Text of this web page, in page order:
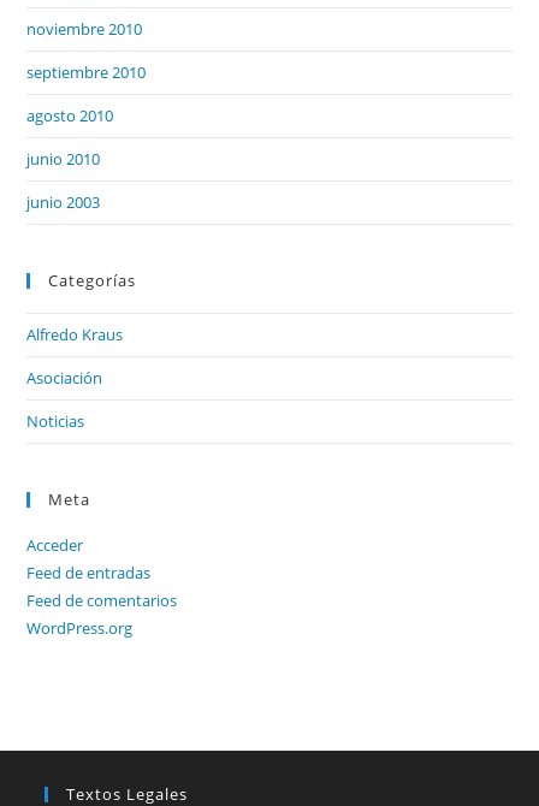
noviembre 2010
septiembre 2010
agosto 2010
junio 2010
junio 2003
Categorías
Alfredo Kraus
Asociación
Noticias
Meta
Acceder
Feed de entradas
Feed de comentarios
WordPress.org
Textos Legales